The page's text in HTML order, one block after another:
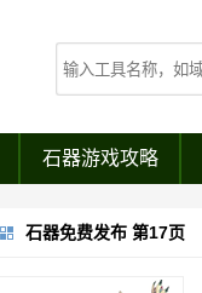
石器游戏攻略
石器免费发布 第17页